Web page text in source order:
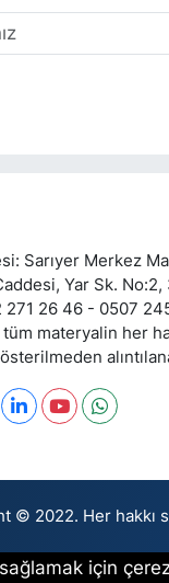
Sarıyer Merkez
Yar Sk.
271 26 46 - 0507
materyalin her
© 2022. Her hakkı
için